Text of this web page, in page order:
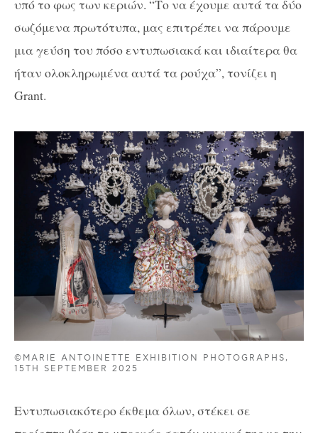
υπό το φως των κεριών. “Το να έχουμε αυτά τα δύο
σωζόμενα πρωτότυπα, μας επιτρέπει να πάρουμε
μια γεύση του πόσο εντυπωσιακά και ιδιαίτερα θα
ήταν ολοκληρωμένα αυτά τα ρούχα”, τονίζει η
Grant.
©MARIE ANTOINETTE EXHIBITION PHOTOGRAPHS,
15TH SEPTEMBER 2025
Εντυπωσιακότερο έκθεμα όλων, στέκει σε